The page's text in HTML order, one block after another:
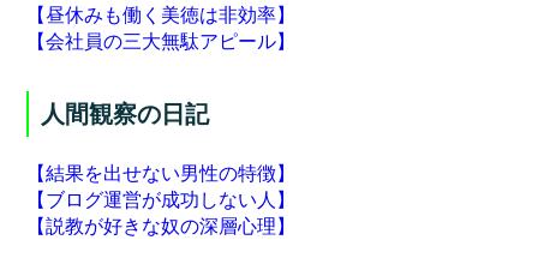
【昼休みも働く美徳は非効率】
【会社員の三大無駄アピール】
人間観察の日記
【結果を出せない男性の特徴】
【ブログ運営が成功しない人】
【説教が好きな奴の深層心理】